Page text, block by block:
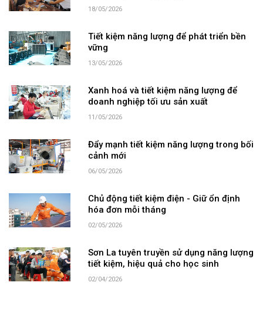
18/05/2026
Tiết kiệm năng lượng để phát triển bền
vững
13/05/2026
Xanh hoá và tiết kiệm năng lượng để
doanh nghiệp tối ưu sản xuất
11/05/2026
Đẩy mạnh tiết kiệm năng lượng trong bối
cảnh mới
06/05/2026
Chủ động tiết kiệm điện - Giữ ổn định
hóa đơn mỗi tháng
02/05/2026
Sơn La tuyên truyền sử dụng năng lượng
tiết kiệm, hiệu quả cho học sinh
02/04/2026